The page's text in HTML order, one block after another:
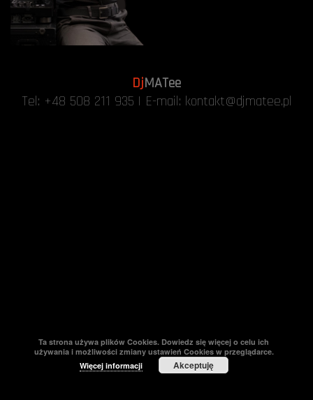
DjMATee
Tel: +48 508 211 935 | E-mail: kontakt@djmatee.pl
Ta strona używa plików Cookies. Dowiedz się więcej o celu ich
używania i możliwości zmiany ustawień Cookies w przeglądarce.
Więcej informacji
Akceptuję